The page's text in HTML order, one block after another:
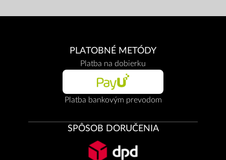
PLATOBNÉ METÓDY
Platba na dobierku
Platba bankovým prevodom
SPÔSOB DORUČENIA